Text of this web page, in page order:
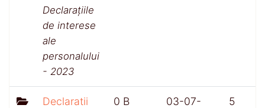
Declarațiile
de interese
ale
personalului
- 2023
Declaratii
0 B
03-07-
5